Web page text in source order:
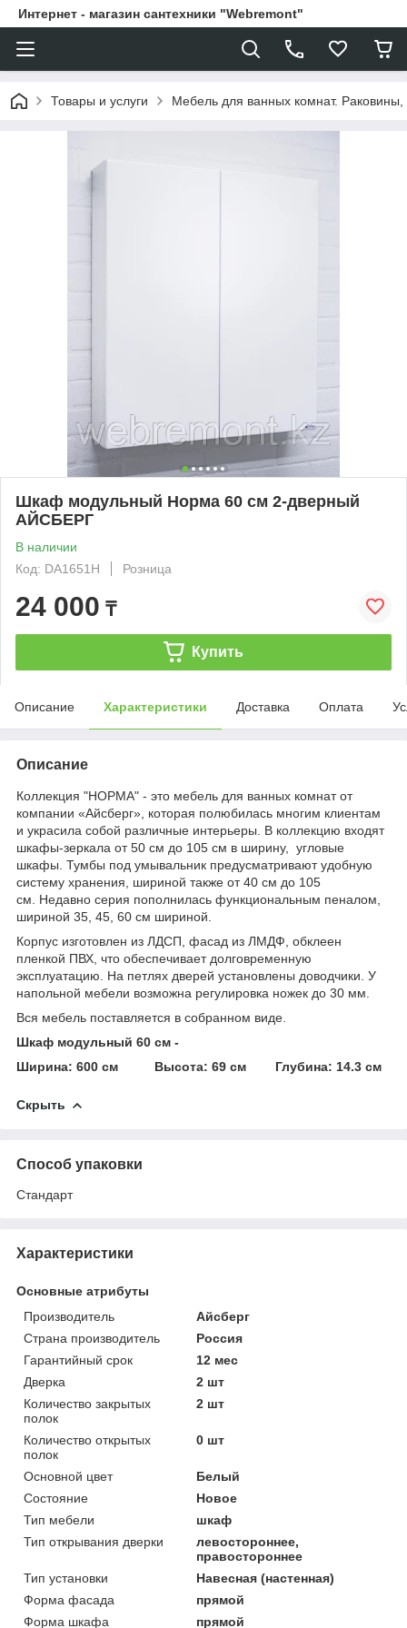
Интернет - магазин сантехники "Webremont"
Товары и услуги Мебель для ванных комнат.
Шкаф модульный Норма 60 см 2-дверный
АЙСБЕРГ
В наличии
Код: DA1651H
Розница
24 000 ₸
Купить
Описание Характеристики Доставка Оплата
Описание
Коллекция "НОРМА" - это мебель для ванных комнат от
компании «Айсберг», которая полюбилась многим клиентам
и украсила собой различные интерьеры. В коллекцию входят
шкафы-зеркала от 50 см до 105 см в ширину, угловые
шкафы. Тумбы под умывальник предусматривают удобную
систему хранения, шириной также от 40 см до 105
см. Недавно серия пополнилась функциональным пеналом,
шириной 35, 45, 60 см шириной.
Корпус изготовлен из ЛДСП, фасад из ЛМДФ, обклеен
пленкой ПВХ, что обеспечивает долговременную
эксплуатацию. На петлях дверей установлены доводчики. У
напольной мебели возможна регулировка ножек до 30 мм.
Вся мебель поставляется в собранном виде.
Шкаф модульный 60 см -
Ширина: 600 см Высота: 69 см Глубина: 14.3 см
Скрыть
Способ упаковки
Стандарт
Характеристики
Основные атрибуты
Производитель
Айсберг
Страна производитель
Россия
Гарантийный срок
12 мес
Дверка
2 шт
Количество закрытых
полок
2 шт
Количество открытых
полок
0 шт
Основной цвет
Белый
Состояние
Новое
Тип мебели
шкаф
Тип открывания дверки
левостороннее,
правостороннее
Тип установки
Навесная (настенная)
Форма фасада
прямой
Форма шкафа
прямой